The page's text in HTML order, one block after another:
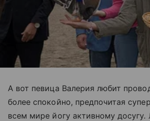
А вот певица Валерия любит
более спокойно, предпочитая
всем мире йогу активному досугу.